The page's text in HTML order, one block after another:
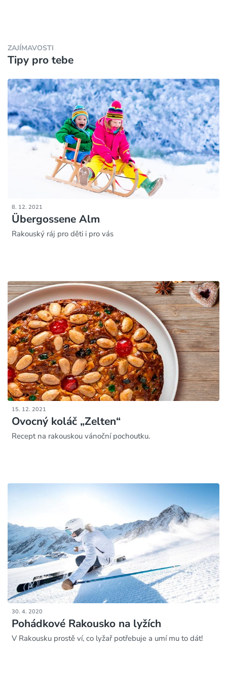
ZAJÍMAVOSTI
Tipy pro tebe
8. 12. 2021
Übergossene Alm
Rakouský ráj pro děti i pro vás
15. 12. 2021
Ovocný koláč „Zelten“
Recept na rakouskou vánoční pochoutku.
30. 4. 2020
Pohádkové Rakousko na lyžích
V Rakousku prostě ví, co lyžař potřebuje a umí mu to dát!